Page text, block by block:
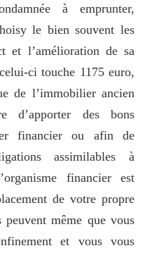
à emprunter,
le bien souvent les
et l’amélioration de sa
ci touche 1175 euro,
de l’immobilier ancien
d’apporter des bons
financier ou afin de
assimilables à
financier est
de votre propre
même que vous
et vous vous